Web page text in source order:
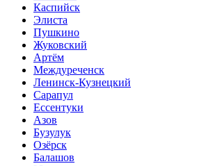
Каспийск
Элиста
Пушкино
Жуковский
Артём
Междуреченск
Ленинск-Кузнецкий
Сарапул
Ессентуки
Азов
Бузулук
Озёрск
Балашов